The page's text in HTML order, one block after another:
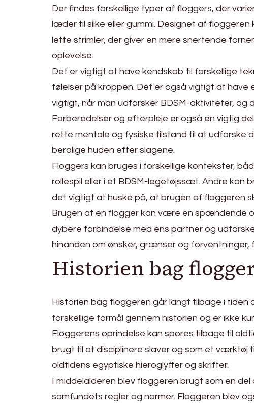
Der findes forskellige typer af floggers, der
læder til silke eller gummi. Designet af
lette strimler, der giver en mere snertende
oplevelse.
Det er vigtigt at have kendskab til forskellige
følelser på kroppen. Det er også vigtigt at have
vigtigt, når man udforsker BDSM-aktiviteter,
Forberedelser og efterpleje er også en vigtig
rette mentale og fysiske tilstand til at udforske
berolige huden efter slagene.
Floggers kan bruges i forskellige kontekster,
rollespil eller i et BDSM-legetøjssæt. Andre
det vigtigt at huske på, at brugen af floggeren
Brugen af en flogger kan være en spændende
dybere forbindelse med ens partner og
hinanden om ønsker, grænser og
Historien bag
Historien bag floggeren går langt tilbage i tiden
forskellige formål gennem historien og er ikke
Floggerens oprindelse kan spores tilbage til
brugt til at disciplinere slaver og som et værktøj
oldtidens egyptiske hieroglyffer og skrifter.
I middelalderen blev floggeren brugt som en
samfundets regler og normer. Floggeren blev